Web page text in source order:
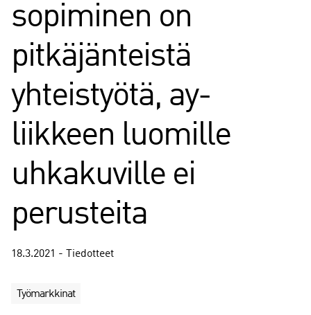
sopiminen on
pitkäjänteistä
yhteistyötä, ay-
liikkeen luomille
uhkakuville ei
perusteita
18.3.2021 - Tiedotteet
Työmarkkinat